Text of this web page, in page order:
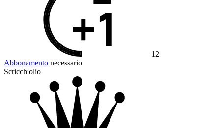
12
Abbonamento necessario
Scricchiolio